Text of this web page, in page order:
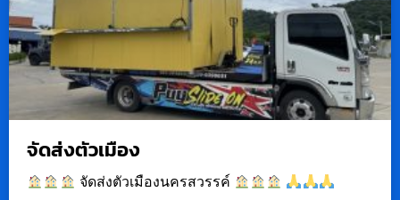
จัดส่งตัวเมือง
จัดส่งตัวเมืองนครสวรรค์